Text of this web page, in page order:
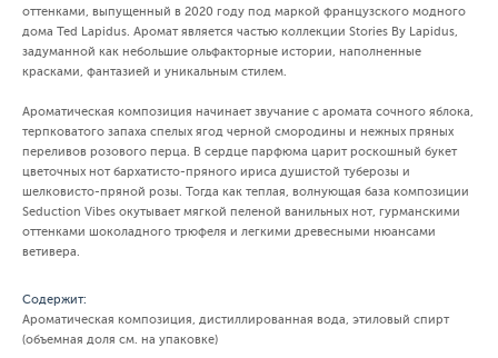
оттенками, выпущенный в 2020 году под маркой французского модного
дома Ted Lapidus. Аромат является частью коллекции Stories By Lapidus,
задуманной как небольшие ольфакторные истории, наполненные
красками, фантазией и уникальным стилем.
Ароматическая композиция начинает звучание с аромата сочного яблока,
терпковатого запаха спелых ягод черной смородины и нежных пряных
переливов розового перца. В сердце парфюма царит роскошный букет
цветочных нот бархатисто-пряного ириса душистой туберозы и
шелковисто-пряной розы. Тогда как теплая, волнующая база композиции
Seduction Vibes окутывает мягкой пеленой ванильных нот, гурманскими
оттенками шоколадного трюфеля и легкими древесными нюансами
ветивера.
Содержит:
Ароматическая композиция, дистиллированная вода, этиловый спирт
(объемная доля см. на упаковке)